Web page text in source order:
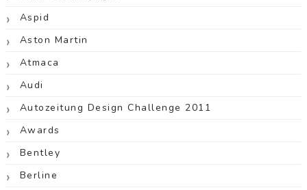
Aspid
Aston Martin
Atmaca
Audi
Autozeitung Design Challenge 2011
Awards
Bentley
Berline